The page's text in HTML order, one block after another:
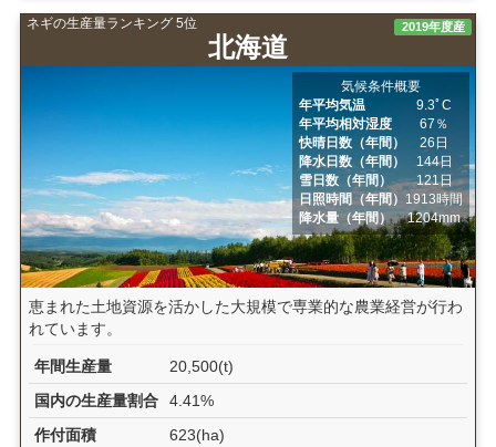
ネギの生産量ランキング 5位
北海道
2019年度産
気候条件概要
年平均気温
9.3ﾟC
年平均相対湿度
67％
快晴日数（年間）
26日
降水日数（年間）
144日
雪日数（年間）
121日
日照時間（年間） 1913時間
降水量（年間）
1204mm
恵まれた土地資源を活かした大規模で専業的な農業経営が行わ
れています。
年間生産量
20,500(t)
国内の生産量割合
4.41%
作付面積
623(ha)